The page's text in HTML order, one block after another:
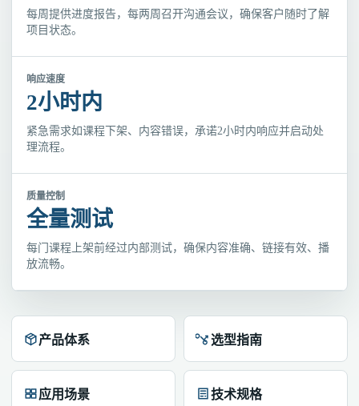
每周提供进度报告，每两周召开沟通会议，确保客户随时了解
项目状态。
响应速度
2小时内
紧急需求如课程下架、内容错误，承诺2小时内响应并启动处
理流程。
质量控制
全量测试
每门课程上架前经过内部测试，确保内容准确、链接有效、播
放流畅。
产品体系 选型指南
应用场景 技术规格